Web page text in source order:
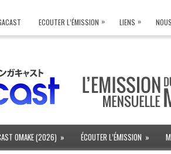
ECOUTER L’ÉMISSION » LIENS »
OMAKE (2026) » ÉCOUTER L’ÉMISSION »